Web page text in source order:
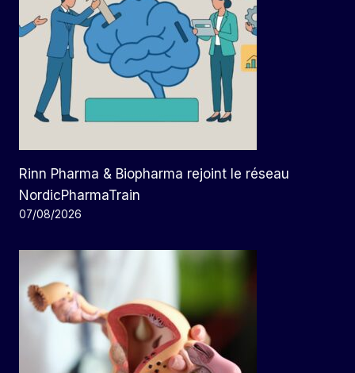
Rinn Pharma & Biopharma rejoint le réseau
NordicPharmaTrain
07/08/2026